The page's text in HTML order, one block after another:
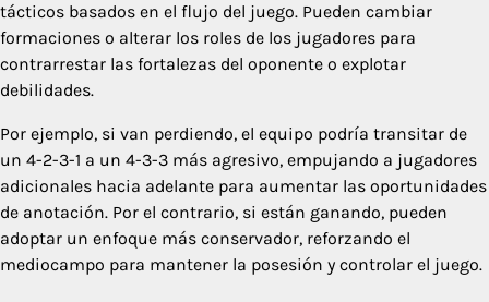
tácticos basados en el flujo del juego. Pueden cambiar
formaciones o alterar los roles de los jugadores para
contrarrestar las fortalezas del oponente o explotar
debilidades.
Por ejemplo, si van perdiendo, el equipo podría transitar de
un 4-2-3-1 a un 4-3-3 más agresivo, empujando a jugadores
adicionales hacia adelante para aumentar las oportunidades
de anotación. Por el contrario, si están ganando, pueden
adoptar un enfoque más conservador, reforzando el
mediocampo para mantener la posesión y controlar el juego.